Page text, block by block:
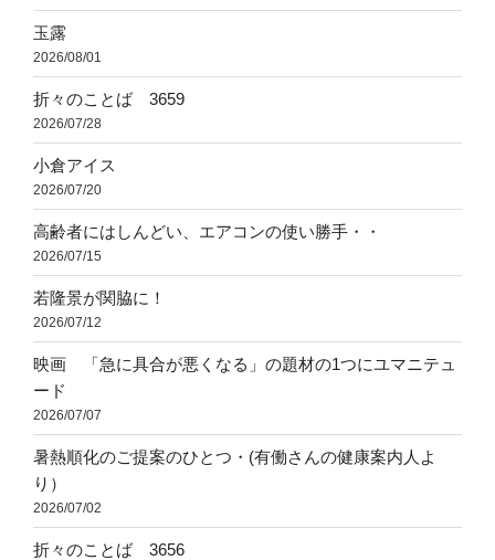
玉露
2026/08/01
折々のことば 3659
2026/07/28
小倉アイス
2026/07/20
高齢者にはしんどい、エアコンの使い勝手・・
2026/07/15
若隆景が関脇に！
2026/07/12
映画 「急に具合が悪くなる」の題材の1つにユマニテュ
ード
2026/07/07
暑熱順化のご提案のひとつ・(有働さんの健康案内人よ
り）
2026/07/02
折々のことば 3656